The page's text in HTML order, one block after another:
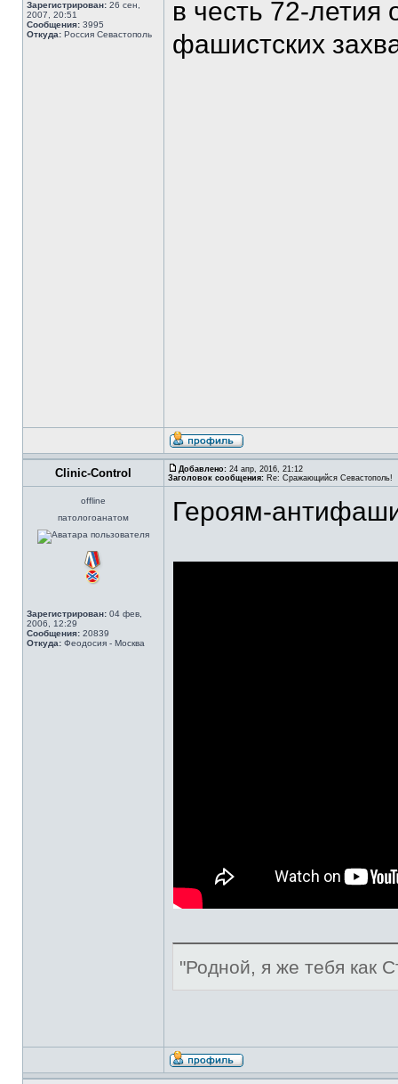
Зарегистрирован: 26 сен,
2007, 20:51
Сообщения: 3995
Откуда: Россия Севастополь
в честь 72-
фашистских
Clinic-Control Добавлено: 24 апр, 2016, 21:12
Заголовок сообщения: Re: Сражающийся Севастополь!
offline
патологоанатом
Зарегистрирован: 04 фев,
2006, 12:29
Сообщения: 20839
Откуда: Феодосия - Москва
Героям-
"Родной, я же тебя как